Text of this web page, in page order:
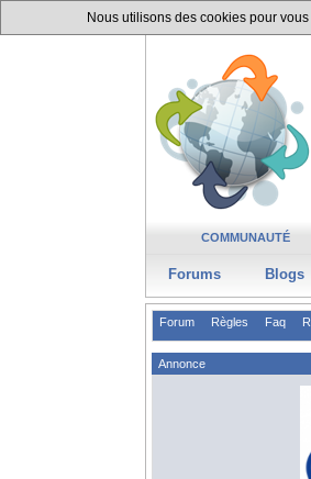
Nous utilisons des cookies pour
COMMUNAUTÉ
Forums Blogs
Forum Règles Faq
Annonce